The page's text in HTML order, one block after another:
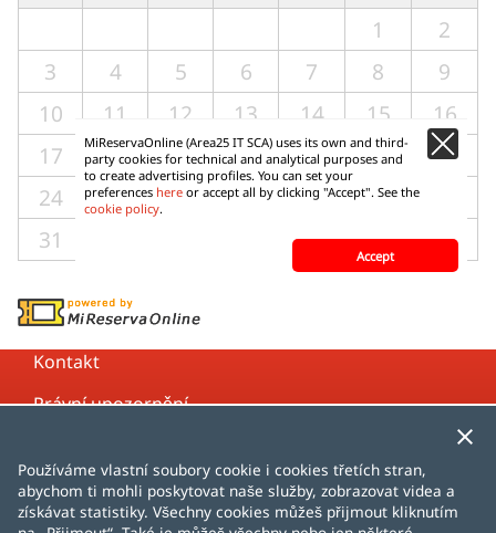
Kontakt
Právní upozornění
Zásady používání cookies
Používáme vlastní soubory cookie i cookies třetích stran,
abychom ti mohli poskytovat naše služby, zobrazovat videa a
získávat statistiky. Všechny cookies můžeš přijmout kliknutím